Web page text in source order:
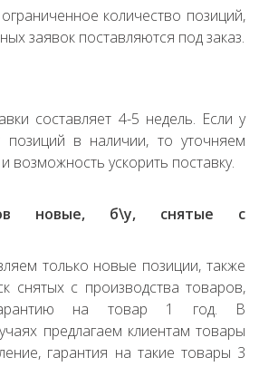
количество позиций,
заявок поставляются под заказ.
составляет 4-5 недель. Если у
позиций в наличии, то уточняем
возможность ускорить поставку.
новые, б\у, снятые с
только новые позиции, также
снятых с производства товаров,
гарантию на товар 1 год. В
предлагаем клиентам товары
гарантия на такие товары 3